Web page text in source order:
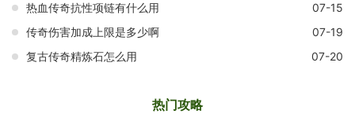
热血传奇抗性项链有什么用
07-15
传奇伤害加成上限是多少啊
07-19
复古传奇精炼石怎么用
07-20
热门攻略